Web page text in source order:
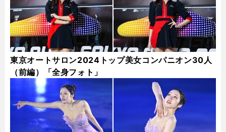
東京オートサロン2024トップ美女コンパニオン30人
（前編）「全身フォト」